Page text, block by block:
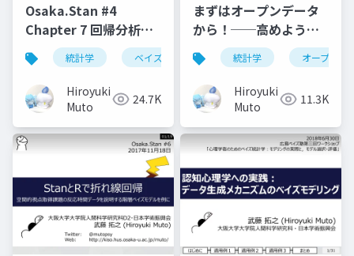
Osaka.Stan #4
Chapter 7 回帰分析の
悩みどころ (7.1–7.5)
統計学 ベイズ r stan
Hiroyuki
Muto
24.7K
まずはオープンデータ
から！──高めよう信
用性，広めよう二次分
析──
統計学 オープンサ
Hiroyuki
Muto
11.3K